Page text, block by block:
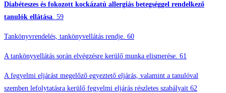
Diabéteszes és fokozott kockázatú allergiás betegséggel rendelkező
tanulók ellátása. 59
Tankönyvrendelés, tankönyvellátás rendje. 60
A tankönyvellátás során elvégzésre kerülő munka elismerése. 61
A fegyelmi eljárást megelőző egyeztető eljárás, valamint a tanulóval
szemben lefolytatásra kerülő fegyelmi eljárás részletes szabályait 62